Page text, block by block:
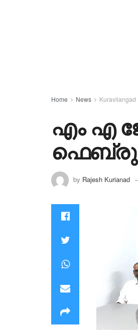
Home News Kuravilangad
എം എ
by Rajesh Kurianad